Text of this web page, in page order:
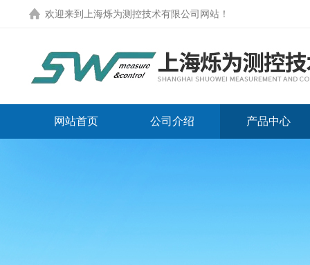
欢迎来到 上海烁为测控技术有限公司网站 ！
网站首页 公司介绍 产品中心